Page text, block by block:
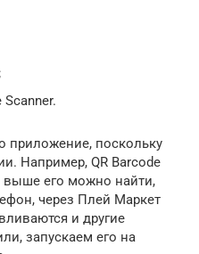
Scanner.
приложение, поскольку
Например, QR Barcode
выше его можно найти,
через Плей Маркет
и другие
запускаем его на